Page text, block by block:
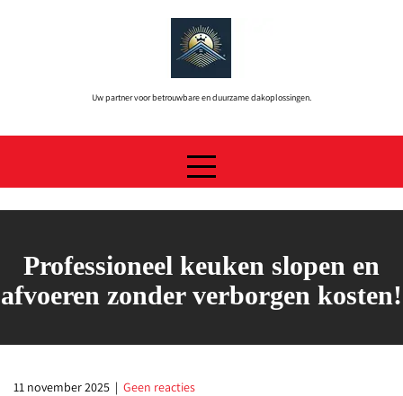
Uw partner voor betrouwbare en duurzame dakoplossingen.
Professioneel keuken slopen en
afvoeren zonder verborgen kosten!
11 november 2025 | Geen reacties